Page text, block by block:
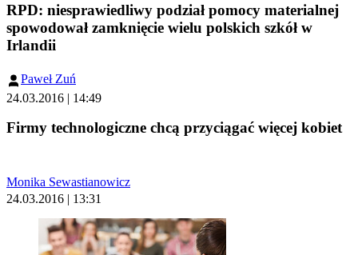
RPD: niesprawiedliwy podział pomocy materialnej
spowodował zamknięcie wielu polskich szkół w
Irlandii
Paweł Zuń
24.03.2016 | 14:49
Firmy technologiczne chcą przyciągać więcej kobiet
Monika Sewastianowicz
24.03.2016 | 13:31